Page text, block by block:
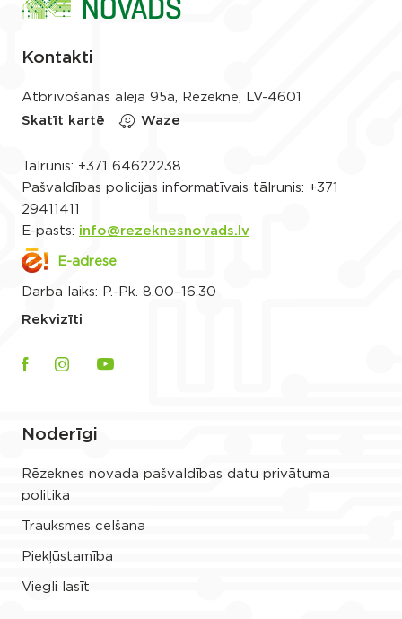
Kontakti
Atbrīvošanas aleja 95a, Rēzekne, LV-4601
Skatīt kartē
Waze
Tālrunis: +371 64622238
Pašvaldības policijas informatīvais tālrunis: +371
29411411
E-pasts: info@rezeknesnovads.lv
E-adrese
Darba laiks: P.-Pk. 8.00–16.30
Rekvizīti
Noderīgi
Rēzeknes novada pašvaldības datu privātuma
politika
Trauksmes celšana
Piekļūstamība
Viegli lasīt